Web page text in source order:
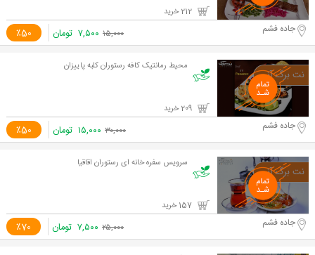
٪50 جاده فشم ۱۵,۰۰۰ ۷,۵۰۰ تومان
محیط رمانتیک کافه رستوران کلبه پاییزان
٪50 جاده فشم ۳۰,۰۰۰ ۱۵,۰۰۰ تومان
سرویس سفره خانه ای رستوران اقاقیا
٪70 جاده فشم ۲۵,۰۰۰ ۷,۵۰۰ تومان